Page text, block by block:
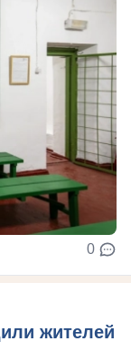
0
жителей